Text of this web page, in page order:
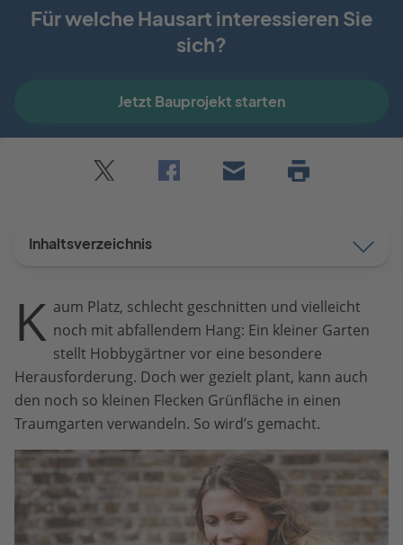
Für welche Hausart interessieren Sie
sich?
Jetzt Bauprojekt starten
Inhaltsverzeichnis
K aum Platz, schlecht geschnitten und vielleicht
noch mit abfallendem Hang: Ein kleiner Garten
stellt Hobbygärtner vor eine besondere
Herausforderung. Doch wer gezielt plant, kann auch
den noch so kleinen Flecken Grünfläche in einen
Traumgarten verwandeln. So wird’s gemacht.